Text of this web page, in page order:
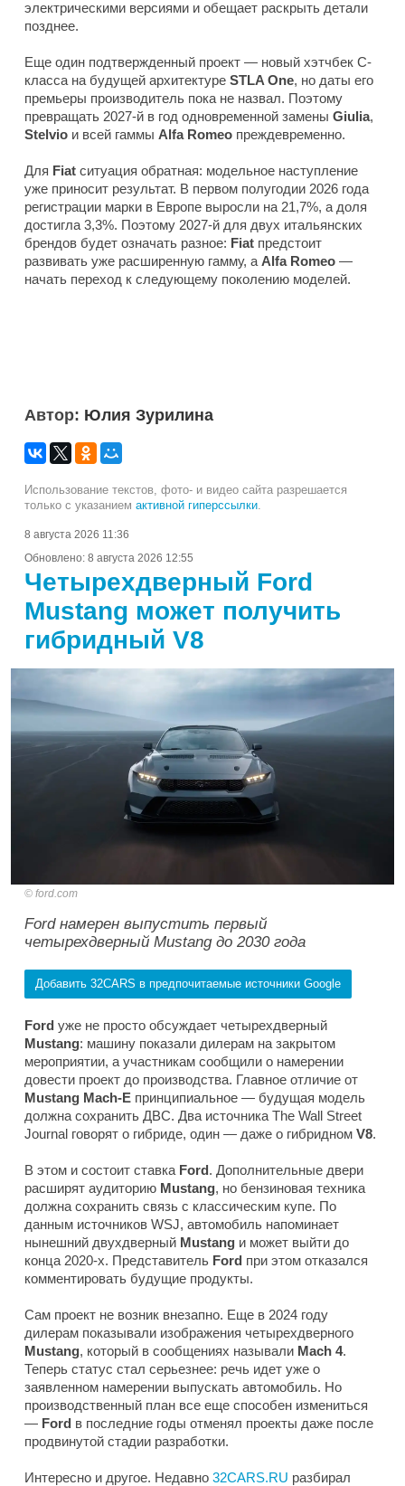
электрическими версиями и обещает раскрыть детали
позднее.
Еще один подтвержденный проект — новый хэтчбек C-
класса на будущей архитектуре STLA One, но даты его
премьеры производитель пока не назвал. Поэтому
превращать 2027-й в год одновременной замены Giulia,
Stelvio и всей гаммы Alfa Romeo преждевременно.
Для Fiat ситуация обратная: модельное наступление
уже приносит результат. В первом полугодии 2026 года
регистрации марки в Европе выросли на 21,7%, а доля
достигла 3,3%. Поэтому 2027-й для двух итальянских
брендов будет означать разное: Fiat предстоит
развивать уже расширенную гамму, а Alfa Romeo —
начать переход к следующему поколению моделей.
Автор: Юлия Зурилина
Использование текстов, фото- и видео сайта разрешается
только с указанием активной гиперссылки.
8 августа 2026 11:36
Обновлено: 8 августа 2026 12:55
Четырехдверный Ford
Mustang может получить
гибридный V8
ford.com
Ford намерен выпустить первый
четырехдверный Mustang до 2030 года
Добавить 32CARS в предпочитаемые источники Google
Ford уже не просто обсуждает четырехдверный
Mustang: машину показали дилерам на закрытом
мероприятии, а участникам сообщили о намерении
довести проект до производства. Главное отличие от
Mustang Mach-E принципиальное — будущая модель
должна сохранить ДВС. Два источника The Wall Street
Journal говорят о гибриде, один — даже о гибридном V8.
В этом и состоит ставка Ford. Дополнительные двери
расширят аудиторию Mustang, но бензиновая техника
должна сохранить связь с классическим купе. По
данным источников WSJ, автомобиль напоминает
нынешний двухдверный Mustang и может выйти до
конца 2020-х. Представитель Ford при этом отказался
комментировать будущие продукты.
Сам проект не возник внезапно. Еще в 2024 году
дилерам показывали изображения четырехдверного
Mustang, который в сообщениях называли Mach 4.
Теперь статус стал серьезнее: речь идет уже о
заявленном намерении выпускать автомобиль. Но
производственный план все еще способен измениться
— Ford в последние годы отменял проекты даже после
продвинутой стадии разработки.
Интересно и другое. Недавно 32CARS.RU разбирал